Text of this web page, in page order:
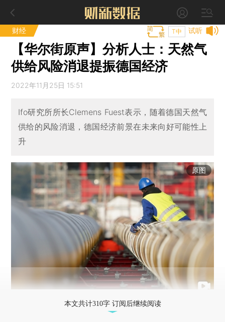
财经 试听
T中
【华尔街原声】分析人士：天然气
供给风险消退提振德国经济
2022年11月25日 15:51
Ifo研究所所长Clemens Fuest表示，随着德国天然气
供给的风险消退，德国经济前景在未来向好可能性上
升
原图
本文共计310字 订阅后继续阅读